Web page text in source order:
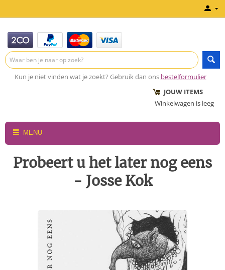
Kun je niet vinden wat je zoekt? Gebruik dan ons bestelformulier
JOUW ITEMS
Winkelwagen is leeg
MENU
Probeert u het later nog eens
- Josse Kok